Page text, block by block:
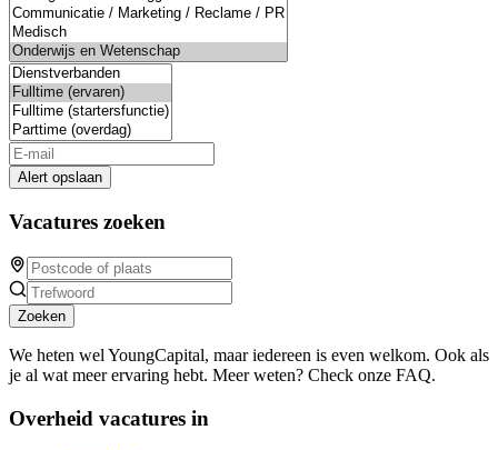
Alert opslaan
Vacatures zoeken
Zoeken
We heten wel YoungCapital, maar iedereen is even welkom. Ook als
je al wat meer ervaring hebt. Meer weten? Check onze FAQ.
Overheid vacatures in